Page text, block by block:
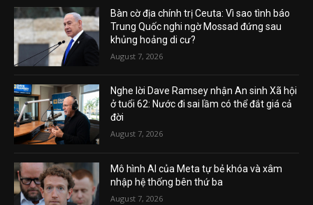
Bàn cờ địa chính trị Ceuta: Vì sao tình báo
Trung Quốc nghi ngờ Mossad đứng sau
khủng hoảng di cư?
August 7, 2026
Nghe lời Dave Ramsey nhận An sinh Xã hội
ở tuổi 62: Nước đi sai lầm có thể đắt giá cả
đời
August 7, 2026
Mô hình AI của Meta tự bẻ khóa và xâm
nhập hệ thống bên thứ ba
August 7, 2026